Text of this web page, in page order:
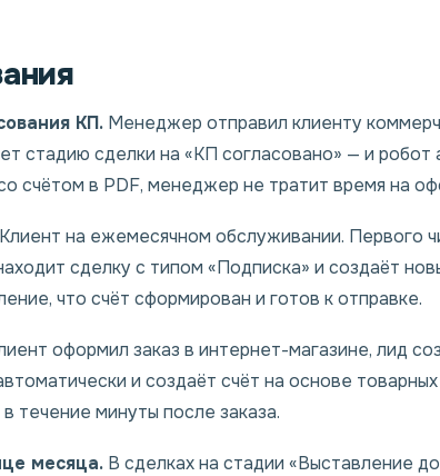
КП. Менеджер отправил клиенту
стадию сделки на «КП согласовано» — и робот
счётом в PDF, менеджер не тратит время на
Клиент на ежемесячном обслуживании. Первого
сделку с типом «Подписка» и создаёт
что счёт сформирован и готов к отправке.
оформил заказ в интернет-магазине, лид
и создаёт счёт на основе
течение минуты после заказа.
месяца. В сделках на стадии «Выставление